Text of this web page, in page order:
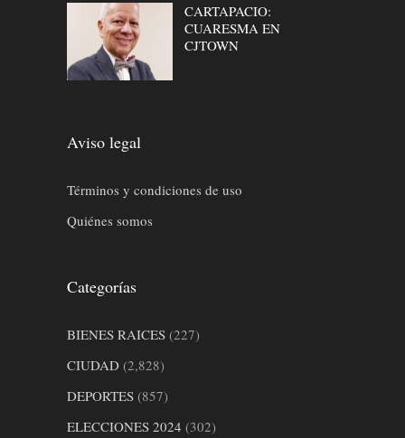
CARTAPACIO:
CUARESMA EN
CJTOWN
Aviso legal
Términos y condiciones de uso
Quiénes somos
Categorías
BIENES RAICES (227)
CIUDAD (2,828)
DEPORTES (857)
ELECCIONES 2024 (302)